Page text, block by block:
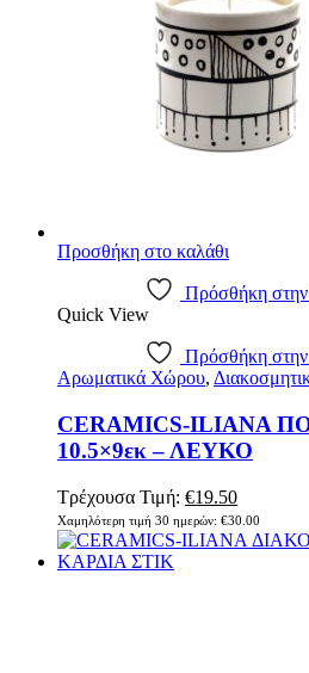
Προσθήκη στο καλάθι
Πρόσθήκη στην
Quick View
Πρόσθήκη στην
Αρωματικά Χώρου,
CERAMICS-ILIANA
10.5×9εκ – ΛΕΥΚΟ
Τρέχουσα Τιμή: €19.50
Χαμηλότερη τιμή 30 ημερών: €30.00